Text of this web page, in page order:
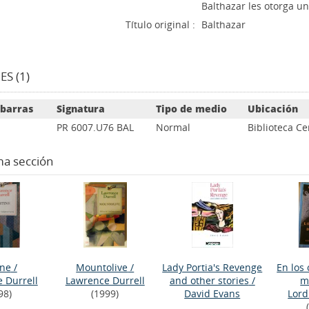
Balthazar les otorga
Título original : Balthazar
(1)
Signatura Tipo de medio
Ubicación
PR 6007.U76 BAL
Normal Biblioteca
sección
/
Durrell
Mountolive /
Lawrence Durrell
(1999)
Lady Portia's Revenge
and other stories /
David Evans
En los